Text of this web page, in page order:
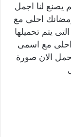
يصنع لنا اجمل
احلى مع
يتم تحميلها
احلى مع اسمى
الان صورة